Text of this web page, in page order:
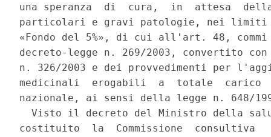
una speranza  di  cura,  in  attesa
particolari e gravi patologie, nei
«Fondo del 5%», di cui all'art. 48,
decreto-legge n. 269/2003, convertito
n. 326/2003 e dei provvedimenti per
medicinali  erogabili  a  totale
nazionale, ai sensi della legge n. 648/
Visto il decreto del Ministro della
costituito  la  Commissione  consultiva